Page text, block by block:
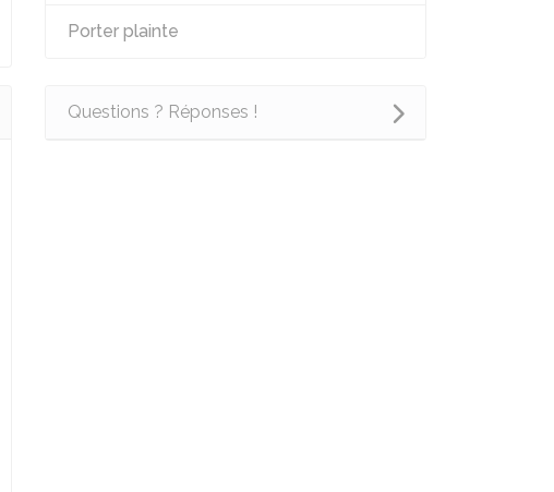
Porter plainte
Questions ? Réponses !